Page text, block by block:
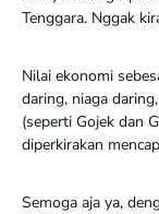
Tenggara. Nggak
Nilai ekonomi
daring, niaga
(seperti Gojek dan
diperkirakan
Semoga aja ya,